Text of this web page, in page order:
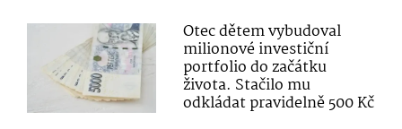
Otec dětem vybudoval
milionové investiční
portfolio do začátku
života. Stačilo mu
odkládat pravidelně 500 Kč